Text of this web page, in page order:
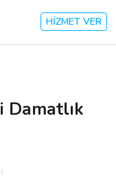
HİZMET VER
Damatlık